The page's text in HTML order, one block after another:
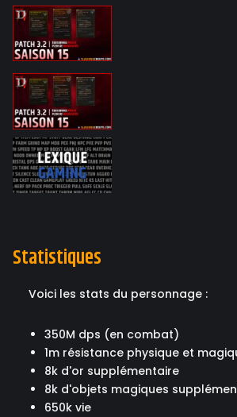
Statistiques
Voici les stats du personnage :
350M dps (en combat)
1m résistance physique et
8k d'or supplémentaire
8k d'objets magiques
650k vie